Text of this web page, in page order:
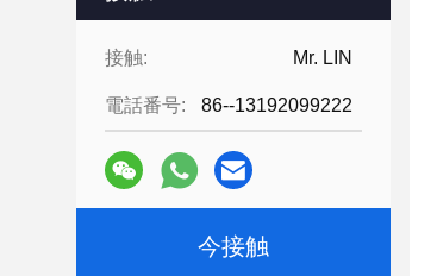
接触: Mr. LIN
電話番号: 86--13192099222
今接触